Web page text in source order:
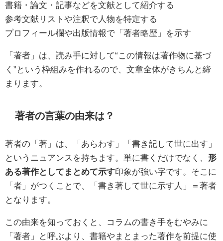
書籍・論文・記事などを文献として紹介する
参考文献リストや注釈で人物を特定する
プロフィール欄や出版情報で「著者略歴」を示す
「著者」は、読み手に対して“この情報は著作物に基づ
く”という枠組みを作れるので、文章全体がきちんと締
まります。
著者の言葉の由来は？
著者の「著」は、「あらわす」「書き記して世に出す」
というニュアンスを持ちます。単に書くだけでなく、 形
ある著作としてまとめて示す印象が強い字です。そこに
「者」がつくことで、「書き著して世に示す人」＝著者
となります。
この由来を知っておくと、コラムの書き手をむやみに
「著者」と呼ぶより、書籍やまとまった著作を前提に使